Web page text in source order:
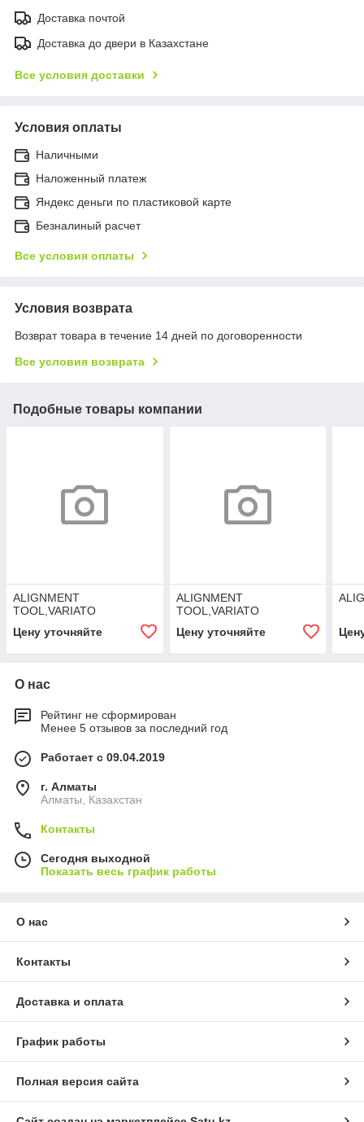
Доставка почтой
Доставка до двери в Казахстане
Все условия доставки
Условия оплаты
Наличными
Наложенный платеж
Яндекс деньги по пластиковой карте
Безналиный расчет
Все условия оплаты
Условия возврата
Возврат товара в течение 14 дней по договоренности
Все условия возврата
Подобные товары компании
ALIGNMENT
TOOL,VARIATO
Цену уточняйте
ALIGNMENT
TOOL,VARIATO
Цену уточняйте
О нас
Рейтинг не сформирован
Менее 5 отзывов за последний год
Работает с 09.04.2019
г. Алматы
Алматы, Казахстан
Контакты
Сегодня выходной
Показать весь график работы
О нас
Контакты
Доставка и оплата
График работы
Полная версия сайта